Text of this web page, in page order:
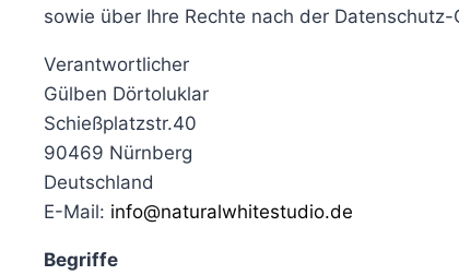
sowie über Ihre Rechte nach der Datenschutz-
Verantwortlicher
Gülben Dörtoluklar
Schießplatzstr.40
90469 Nürnberg
Deutschland
E-Mail: info@naturalwhitestudio.de
Begriffe